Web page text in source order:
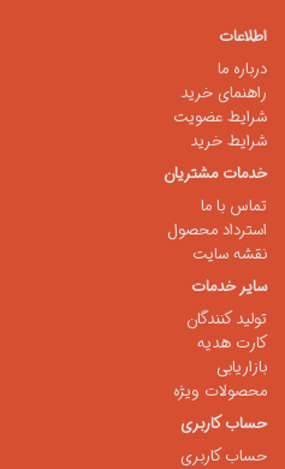
اطلاعات
درباره ما
راهنمای خرید
شرایط عضویت
شرایط خرید
خدمات مشتریان
تماس با ما
استرداد محصول
نقشه سایت
سایر خدمات
تولید کنندگان
کارت هدیه
بازاریابی
محصولات ویژه
حساب کاربری
حساب کاربری